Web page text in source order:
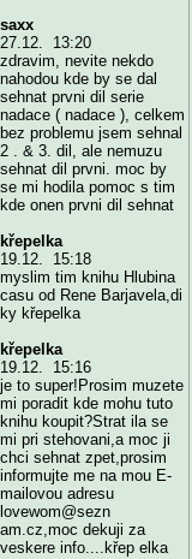
saxx
27.12. 13:20
zdravim, nevite nekdo
nahodou kde by se dal
sehnat prvni dil serie
nadace ( nadace ), celkem
bez problemu jsem sehnal
2 . & 3. dil, ale nemuzu
sehnat dil prvni. moc by
se mi hodila pomoc s tim
kde onen prvni dil sehnat
křepelka
19.12. 15:18
myslim tim knihu Hlubina
casu od Rene Barjavela,di
ky křepelka
křepelka
19.12. 15:16
je to super!Prosim muzete
mi poradit kde mohu tuto
knihu koupit?Strat ila se
mi pri stehovani,a moc ji
chci sehnat zpet,prosim
informujte me na mou E-
mailovou adresu
lovewom@sezn
am.cz,moc dekuji za
veskere info....křep elka